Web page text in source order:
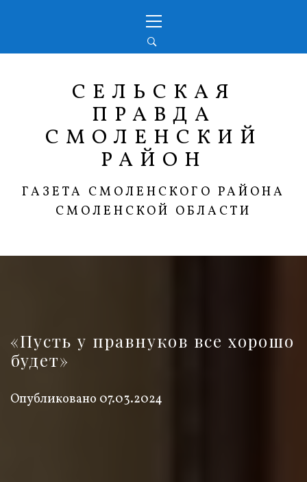
меню
СЕЛЬСКАЯ
ПРАВДА
СМОЛЕНСКИЙ
РАЙОН
ГАЗЕТА СМОЛЕНСКОГО РАЙОНА
СМОЛЕНСКОЙ ОБЛАСТИ
«Пусть у правнуков все хорошо
будет»
Опубликовано 07.03.2024